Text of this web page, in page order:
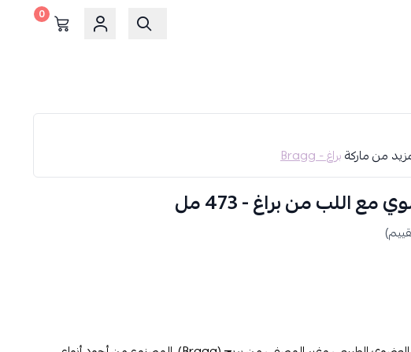
0
من ماركةبراغ - Bragg
اللب من براغ - 473 مل